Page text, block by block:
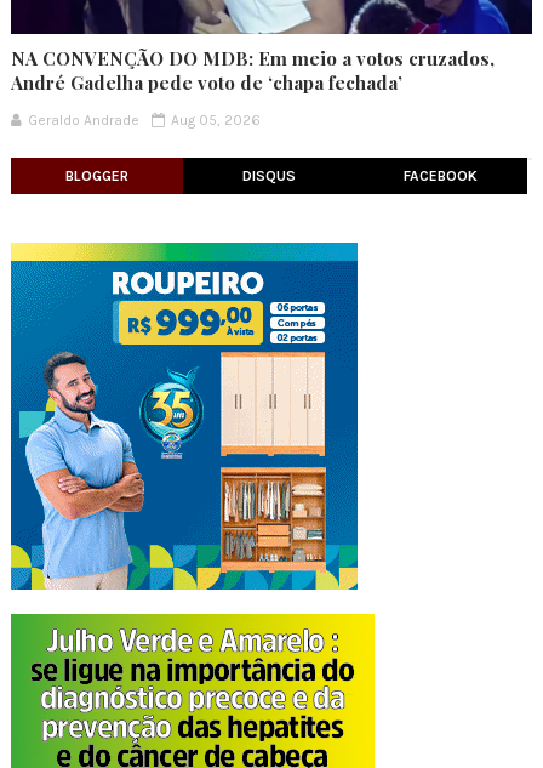
NA CONVENÇÃO DO MDB: Em meio a votos cruzados,
André Gadelha pede voto de ‘chapa fechada’
Geraldo Andrade Aug 05, 2026
BLOGGER DISQUS FACEBOOK